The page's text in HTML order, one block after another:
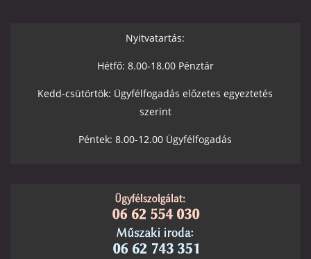
Nyitvatartás:
Hétfő: 8.00-18.00 Pénztár
Kedd-csütörtök: Ügyfélfogadás előzetes egyeztetés
szerint
Péntek: 8.00-12.00 Ügyfélfogadás